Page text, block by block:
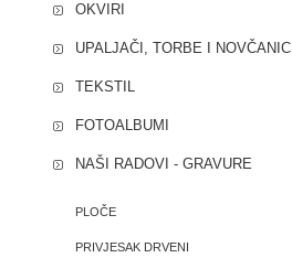
OKVIRI
UPALJAČI, TORBE I NOVČANICI
TEKSTIL
FOTOALBUMI
NAŠI RADOVI - GRAVURE
PLOČE
PRIVJESAK DRVENI